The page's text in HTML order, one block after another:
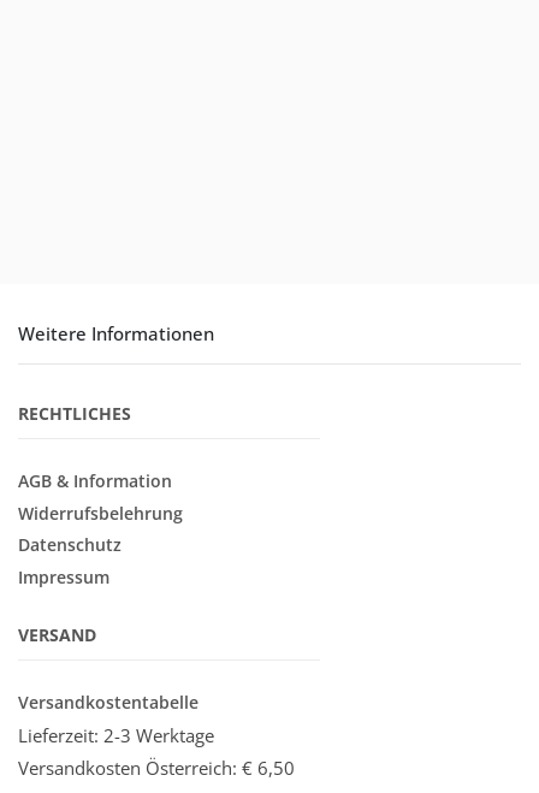
Weitere Informationen
RECHTLICHES
AGB & Information
Widerrufsbelehrung
Datenschutz
Impressum
VERSAND
Versandkostentabelle
Lieferzeit: 2-3 Werktage
Versandkosten Österreich: € 6,50